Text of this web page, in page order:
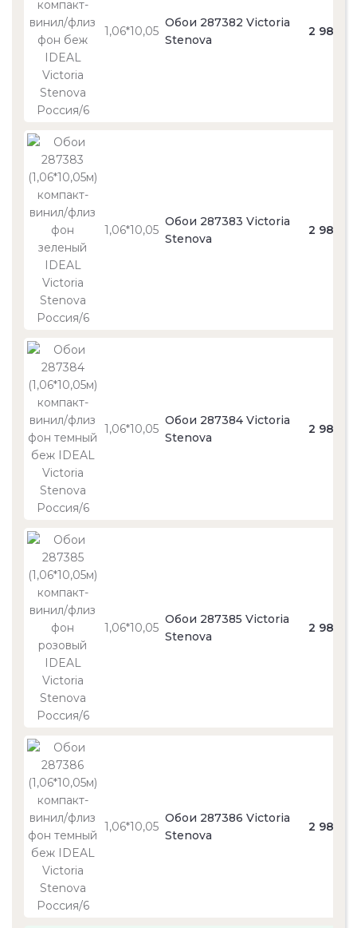
1,06*10,05
Обои 287382 Victoria
Stenova
2 980
1,06*10,05
Обои 287383 Victoria
Stenova
2 980
1,06*10,05
Обои 287384 Victoria
Stenova
2 980
1,06*10,05
Обои 287385 Victoria
Stenova
2 980
1,06*10,05
Обои 287386 Victoria
Stenova
2 980